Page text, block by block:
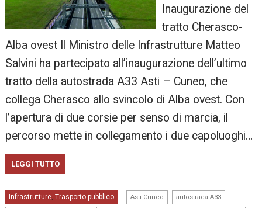
Inaugurazione del
tratto Cherasco-
Alba ovest Il Ministro delle Infrastrutture Matteo
Salvini ha partecipato all’inaugurazione dell’ultimo
tratto della autostrada A33 Asti – Cuneo, che
collega Cherasco allo svincolo di Alba ovest. Con
l’apertura di due corsie per senso di marcia, il
percorso mette in collegamento i due capoluoghi…
LEGGI TUTTO
Infrastrutture, Trasporto pubblico Asti-Cuneo autostrada A33